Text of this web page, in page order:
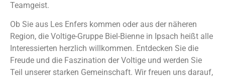
Teamgeist.
Ob Sie aus Les Enfers kommen oder aus der näheren
Region, die Voltige-Gruppe Biel-Bienne in Ipsach heißt alle
Interessierten herzlich willkommen. Entdecken Sie die
Freude und die Faszination der Voltige und werden Sie
Teil unserer starken Gemeinschaft. Wir freuen uns darauf,